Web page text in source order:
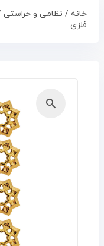
خانه / نظامی و حراستی
فلزی